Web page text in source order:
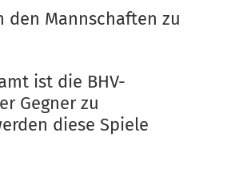
den Mannschaften zu
ist die BHV-
Gegner zu
diese Spiele